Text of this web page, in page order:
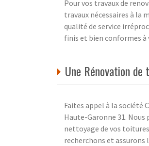
Pour vos travaux de
travaux nécessaires à la
qualité de service
finis et bien conformes à
Une Rénovation
Faites appel à la société
Haute-Garonne 31.
nettoyage de vos
recherchons et